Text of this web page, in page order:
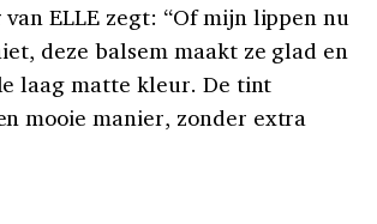
ELLE zegt: “Of mijn lippen nu
deze balsem maakt ze glad en
laag matte kleur. De tint
mooie manier, zonder extra